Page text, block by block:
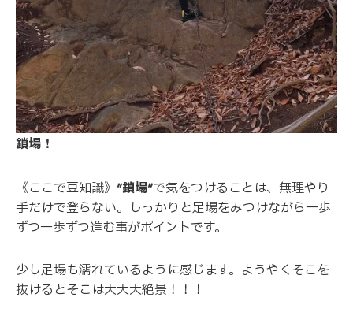
鎖場！
《ここで豆知識》 ”鎖場”で気をつけることは、無理やり
手だけで登らない。しっかりと足場をみつけながら一歩
ずつ一歩ずつ進む事がポイントです。
少し足場も濡れているように感じます。ようやくそこを
抜けるとそこは大大大絶景！！！